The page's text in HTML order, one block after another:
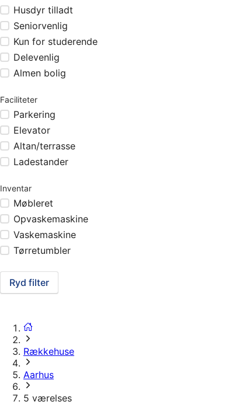
Husdyr tilladt
Seniorvenlig
Kun for studerende
Delevenlig
Almen bolig
Faciliteter
Parkering
Elevator
Altan/terrasse
Ladestander
Inventar
Møbleret
Opvaskemaskine
Vaskemaskine
Tørretumbler
Ryd filter
Rækkehuse
Aarhus
5 værelses